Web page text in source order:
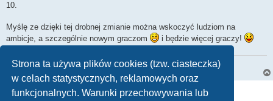
Strona ta używa plików cookies (tzw. ciasteczka)
w celach statystycznych, reklamowych oraz
funkcjonalnych. Warunki przechowywania lub
10.
Myślę ze dzięki tej drobnej zmianie można wskoczyć ludziom na
ambicje, a szczególnie nowym graczom
i będzie więcej graczy!
W oczekiwaniu na TE święta.
ODPOWIEDZ